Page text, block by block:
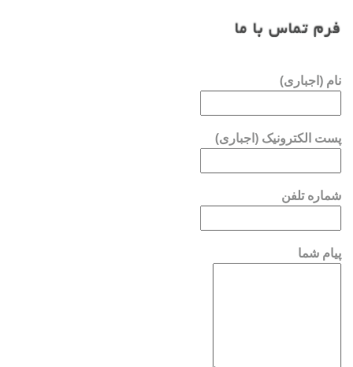
فرم تماس با ما
نام (اجباری)
پست الکترونیک (اجباری)
شماره تلفن
پیام شما